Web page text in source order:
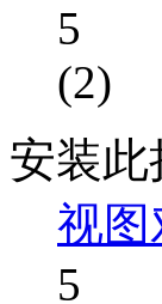
5
(2)
安装
视图
5